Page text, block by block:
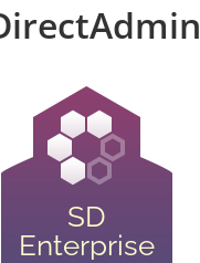
SD
Enterprise